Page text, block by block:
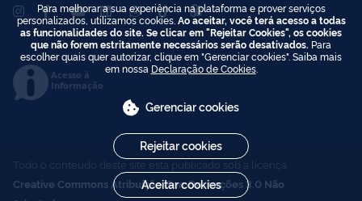
Acesso à
Informação
Todo o conteúdo deste site está publicado sob a licença
Creative Commons Atribuição-SemDerivações 3.0 Não
Para melhorar a sua experiência na plataforma e prover serviços
personalizados, utilizamos cookies. Ao aceitar, você terá acesso a todas
as funcionalidades do site. Se clicar em "Rejeitar Cookies", os cookies
que não forem estritamente necessários serão desativados. Para
escolher quais quer autorizar, clique em "Gerenciar cookies". Saiba mais
em nossa Declaração de Cookies.
Gerenciar cookies
Rejeitar cookies
Aceitar cookies